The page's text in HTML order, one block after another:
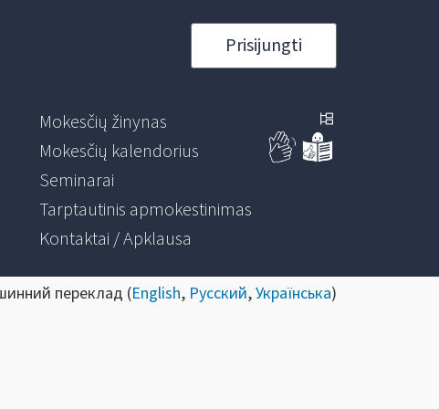
Prisijungti
Mokesčių žinynas
Mokesčių kalendorius
Seminarai
Tarptautinis apmokestinimas
Kontaktai / Apklausa
переклад (English, Русский,Українська)